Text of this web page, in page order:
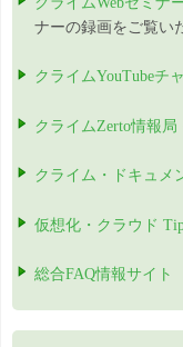
ナーの録画をご覧い
クライムYouTubeチ
クライムZerto情報局
クライム・ドキュメ
仮想化・クラウド
総合FAQ情報サイト